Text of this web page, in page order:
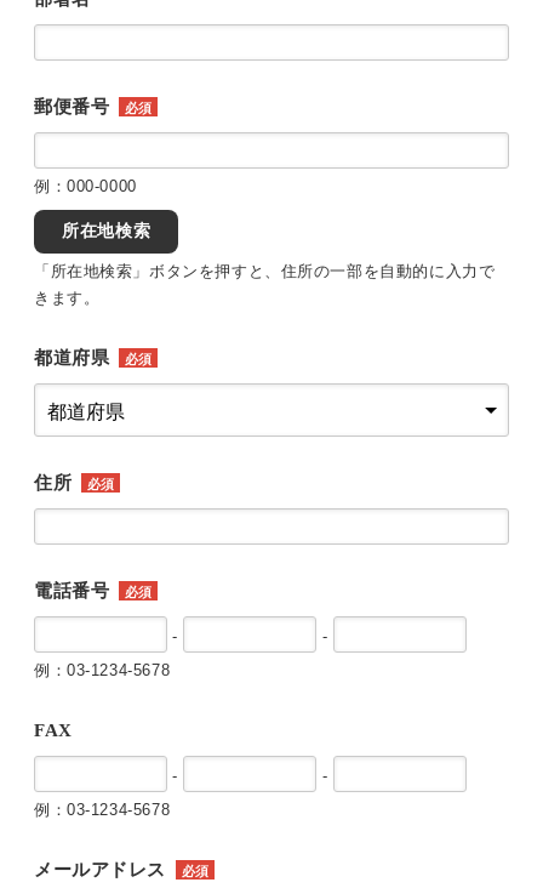
郵便番号 必須
例：000-0000
所在地検索
「所在地検索」ボタンを押すと、住所の一部を自動的に入力で
きます。
都道府県 必須
住所 必須
電話番号 必須
-
-
例：03-1234-5678
FAX
-
-
例：03-1234-5678
メールアドレス 必須